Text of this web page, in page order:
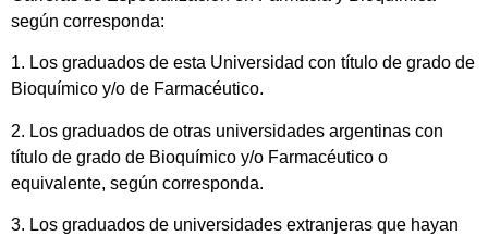
según corresponda:
1. Los graduados de esta Universidad con título de grado de
Bioquímico y/o de Farmacéutico.
2. Los graduados de otras universidades argentinas con
título de grado de Bioquímico y/o Farmacéutico o
equivalente, según corresponda.
3. Los graduados de universidades extranjeras que hayan